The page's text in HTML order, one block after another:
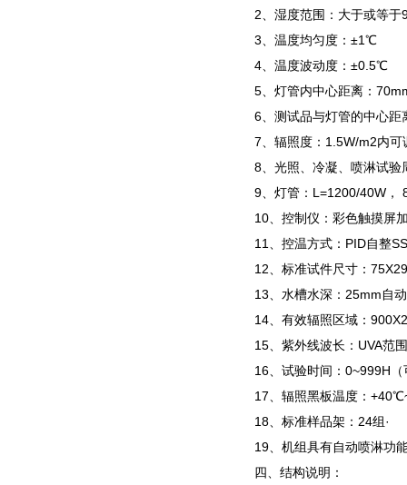
2、湿度范围：大于或等于
3、温度均匀度：±1℃
4、温度波动度：±0.5℃
5、灯管内中心距离：
6、测试品与灯管的中心
7、辐照度：1.5W/m2内可
8、光照、冷凝、喷淋试验
9、灯管：L=1200/40W，
10、控制仪：彩色触摸屏
11、控温方式：PID自整
12、标准试件尺寸：
13、水槽水深：25mm自
14、有效辐照区域：
15、紫外线波长：UVA范
16、试验时间：0~999H（
17、辐照黑板温度：
18、标准样品架：24组·
19、机组具有自动喷淋功
四、结构说明：